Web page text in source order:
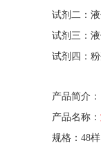
试剂二：
试剂三：
试剂四：粉
产品简介：
产品名称：
规格： 48